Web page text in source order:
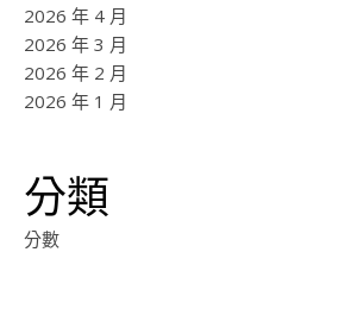
2026 年 4 月
2026 年 3 月
2026 年 2 月
2026 年 1 月
分類
分數